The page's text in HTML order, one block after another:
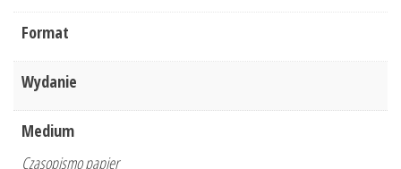
Format
Wydanie
Medium
Czasopismo papier